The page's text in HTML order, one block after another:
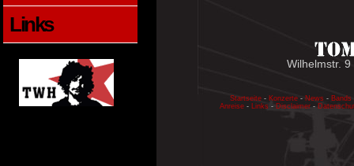
Links
Wilhelmstr.
Startseite - Konzerte - News - Bands
Anreise - Links - Disclaimer -